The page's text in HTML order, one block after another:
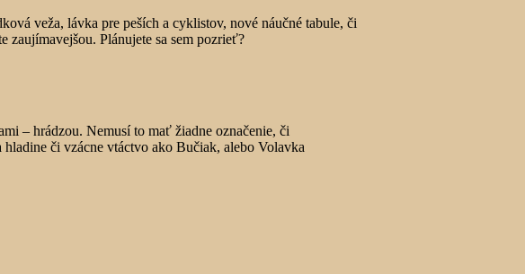
veža, lávka pre peších a cyklistov, nové náučné tabule, či
zaujímavejšou. Plánujete sa sem pozrieť?
– hrádzou. Nemusí to mať žiadne označenie, či
či vzácne vtáctvo ako Bučiak, alebo Volavka